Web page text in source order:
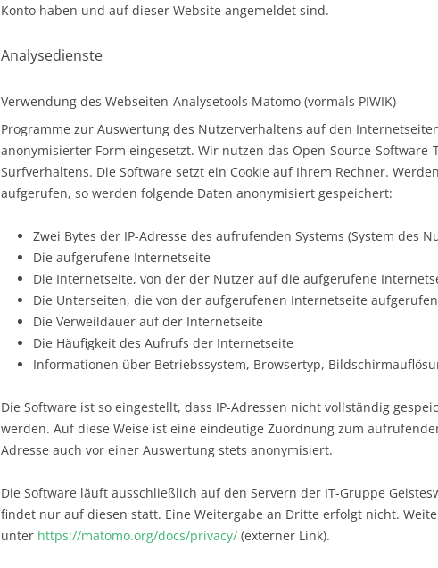
Konto haben und auf dieser Website angemeldet sind.
Analysedienste
Verwendung des Webseiten-Analysetools Matomo (vormals PIWIK)
Programme zur Auswertung des Nutzerverhaltens auf den
anonymisierter Form eingesetzt. Wir nutzen das Open-Source-Software-
Surfverhaltens. Die Software setzt ein Cookie auf Ihrem Rechner.
aufgerufen, so werden folgende Daten anonymisiert gespeichert:
Zwei Bytes der IP-Adresse des aufrufenden Systems (System des
Die aufgerufene Internetseite
Die Internetseite, von der der Nutzer auf die aufgerufene
Die Unterseiten, die von der aufgerufenen Internetseite
Die Verweildauer auf der Internetseite
Die Häufigkeit des Aufrufs der Internetseite
Informationen über Betriebssystem, Browsertyp,
Die Software ist so eingestellt, dass IP-Adressen nicht vollständig
werden. Auf diese Weise ist eine eindeutige Zuordnung zum
Adresse auch vor einer Auswertung stets anonymisiert.
Die Software läuft ausschließlich auf den Servern der IT-Gruppe
findet nur auf diesen statt. Eine Weitergabe an Dritte erfolgt nicht.
unter https://matomo.org/docs/privacy/ (externer Link).